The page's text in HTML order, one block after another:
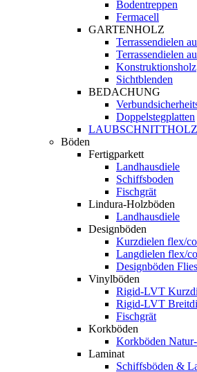
Bodentreppen
Fermacell
GARTENHOLZ
Terrassendielen
Terrassendielen
Konstruktionsholz
Sichtblenden
BEDACHUNG
Doppelstegplatten
LAUBSCHNITTHOLZ
Böden
Fertigparkett
Landhausdiele
Schiffsboden
Fischgrät
Lindura-Holzböden
Landhausdiele
Designböden
Kurzdielen flex/
Langdielen flex/
Designböden
Vinylböden
Rigid-LVT
Rigid-LVT
Fischgrät
Korkböden
Korkböden
Laminat
Schiffsböden &